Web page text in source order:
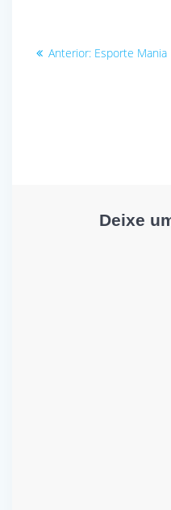
de Anterior: Post
Esporte Mania
Deixe